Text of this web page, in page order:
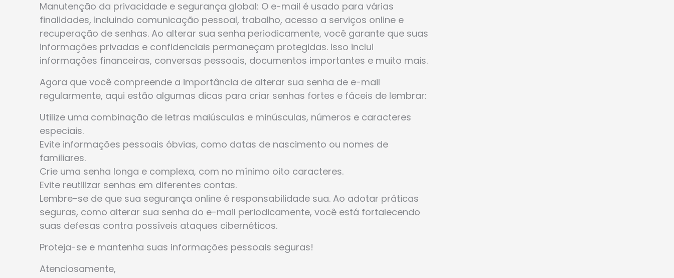
Manutenção da privacidade e segurança global: O e-mail é usado para várias
finalidades, incluindo comunicação pessoal, trabalho, acesso a serviços online e
recuperação de senhas. Ao alterar sua senha periodicamente, você garante que suas
informações privadas e confidenciais permaneçam protegidas. Isso inclui
informações financeiras, conversas pessoais, documentos importantes e muito mais.
Agora que você compreende a importância de alterar sua senha de e-mail
regularmente, aqui estão algumas dicas para criar senhas fortes e fáceis de lembrar:
Utilize uma combinação de letras maiúsculas e minúsculas, números e caracteres
especiais.
Evite informações pessoais óbvias, como datas de nascimento ou nomes de
familiares.
Crie uma senha longa e complexa, com no mínimo oito caracteres.
Evite reutilizar senhas em diferentes contas.
Lembre-se de que sua segurança online é responsabilidade sua. Ao adotar práticas
seguras, como alterar sua senha do e-mail periodicamente, você está fortalecendo
suas defesas contra possíveis ataques cibernéticos.
Proteja-se e mantenha suas informações pessoais seguras!
Atenciosamente,